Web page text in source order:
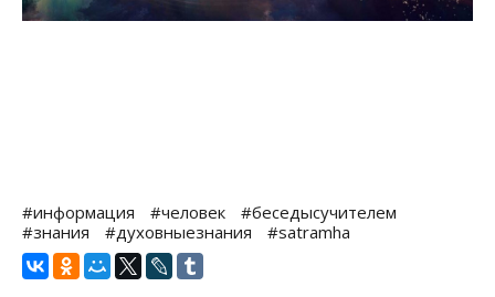
#информация #человек
#беседысучителем
#знания
#духовныезнания #satramha